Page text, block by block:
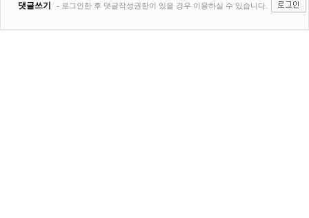
댓글쓰기 - 로그인한 후 댓글작성권한이 있을 경우 이용하실 수 있습니다.